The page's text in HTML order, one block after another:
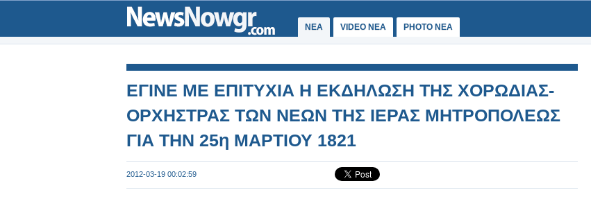
ΝΕΑ VIDEO NEA PHOTO NEA
ΕΓΙΝΕ ΜΕ ΕΠΙΤΥΧΙΑ Η ΕΚΔΗΛΩΣΗ ΤΗΣ ΧΟΡΩΔΙΑΣ-
ΟΡΧΗΣΤΡΑΣ ΤΩΝ ΝΕΩΝ ΤΗΣ ΙΕΡΑΣ ΜΗΤΡΟΠΟΛΕΩΣ
ΓΙΑ ΤΗΝ 25η ΜΑΡΤΙΟΥ 1821
2012-03-19 00:02:59